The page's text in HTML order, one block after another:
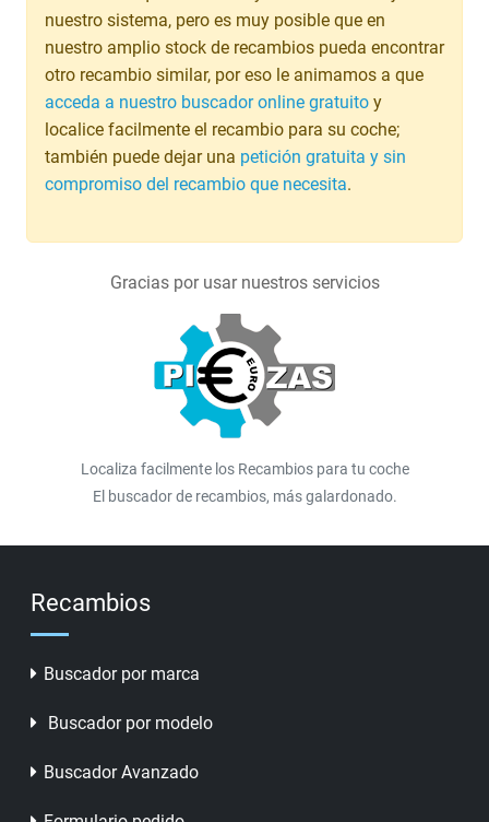
nuestro sistema, pero es muy posible que en
nuestro amplio stock de recambios pueda encontrar
otro recambio similar, por eso le animamos a que
acceda a nuestro buscador online gratuito y
localice facilmente el recambio para su coche;
también puede dejar una petición gratuita y sin
compromiso del recambio que necesita.
Gracias por usar nuestros servicios
Localiza facilmente los Recambios para tu coche
El buscador de recambios, más galardonado.
Recambios
Buscador por marca
Buscador por modelo
Buscador Avanzado